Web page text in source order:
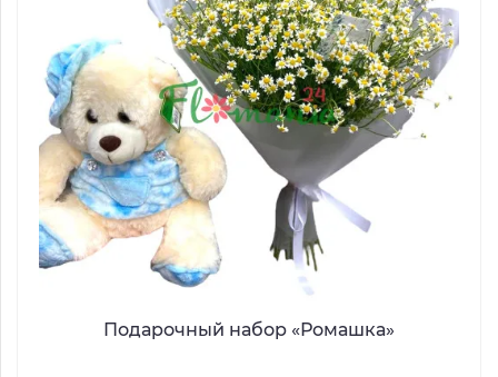
Подарочный набор «Ромашка»